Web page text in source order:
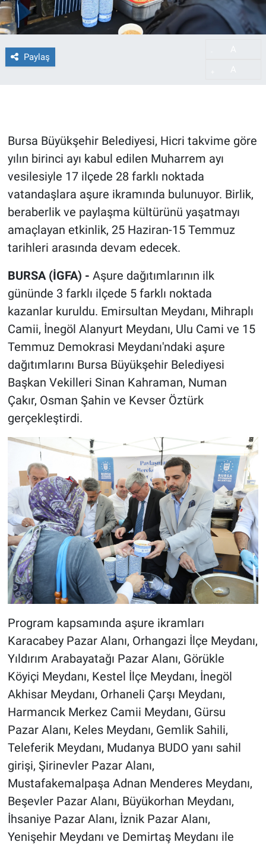
Paylaş
Bursa Büyükşehir Belediyesi, Hicri takvime göre
yılın birinci ayı kabul edilen Muharrem ayı
vesilesiyle 17 ilçede 28 farklı noktada
vatandaşlara aşure ikramında bulunuyor. Birlik,
beraberlik ve paylaşma kültürünü yaşatmayı
amaçlayan etkinlik, 25 Haziran-15 Temmuz
tarihleri arasında devam edecek.
BURSA (İGFA) - Aşure dağıtımlarının ilk
gününde 3 farklı ilçede 5 farklı noktada
kazanlar kuruldu. Emirsultan Meydanı, Mihraplı
Camii, İnegöl Alanyurt Meydanı, Ulu Cami ve 15
Temmuz Demokrasi Meydanı'ndaki aşure
dağıtımlarını Bursa Büyükşehir Belediyesi
Başkan Vekilleri Sinan Kahraman, Numan
Çakır, Osman Şahin ve Kevser Öztürk
gerçekleştirdi.
Program kapsamında aşure ikramları
Karacabey Pazar Alanı, Orhangazi İlçe Meydanı,
Yıldırım Arabayatağı Pazar Alanı, Görükle
Köyiçi Meydanı, Kestel İlçe Meydanı, İnegöl
Akhisar Meydanı, Orhaneli Çarşı Meydanı,
Harmancık Merkez Camii Meydanı, Gürsu
Pazar Alanı, Keles Meydanı, Gemlik Sahili,
Teleferik Meydanı, Mudanya BUDO yanı sahil
girişi, Şirinevler Pazar Alanı,
Mustafakemalpaşa Adnan Menderes Meydanı,
Beşevler Pazar Alanı, Büyükorhan Meydanı,
İhsaniye Pazar Alanı, İznik Pazar Alanı,
Yenişehir Meydanı ve Demirtaş Meydanı ile